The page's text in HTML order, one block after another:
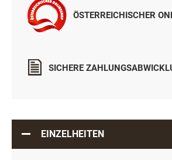
ÖSTERREICHISCHER
SICHERE
EINZELHEITEN